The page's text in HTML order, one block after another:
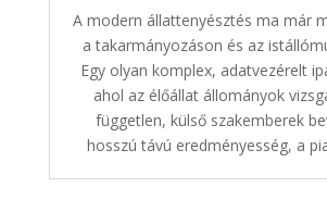
A modern állattenyésztés ma már
a takarmányozáson és az
Egy olyan komplex, adatvezérelt
ahol az élőállat állományok
független, külső szakemberek
hosszú távú eredményesség, a